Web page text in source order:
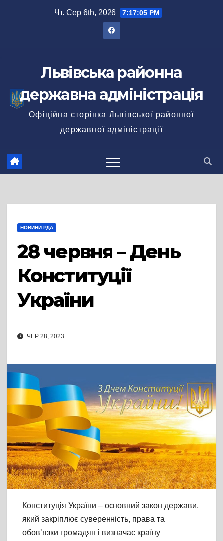
Чт. Сер 6th, 2026 7:17:05 PM
Львівська районна
державна адміністрація
Офіційна сторінка Львівської районної
державної адміністрації
НОВИНИ РДА
28 червня – День
Конституції
України
ЧЕР 28, 2023
Конституція України – основний закон держави,
який закріплює суверенність, права та
обовʼязки громадян і визначає країну